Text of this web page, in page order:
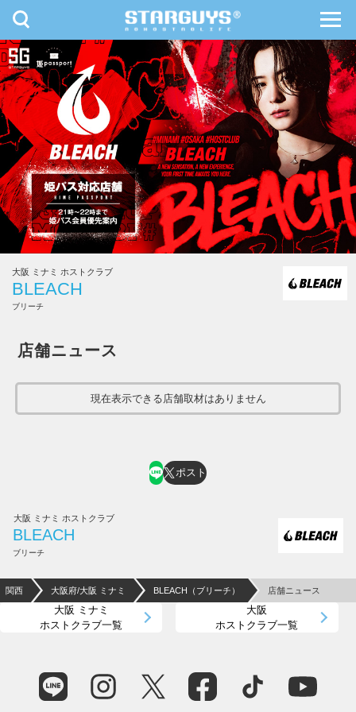
九州・沖縄 北海道・東北
toggle
navigation
大阪 ミナミ ホストクラブ
BLEACH
ブリーチ
店舗ニュース
現在表示できる店舗取材はありません
ポスト
大阪 ミナミ ホストクラブ
BLEACH
ブリーチ
関西 大阪府/大阪 ミナミ BLEACH（ブリーチ） 店舗ニュース
大阪 ミナミ
ホストクラブ一覧
大阪
ホストクラブ一覧